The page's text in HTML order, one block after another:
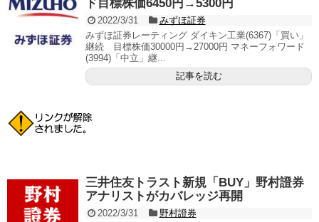
ド目標株価6450円→5300円
2022/3/31
みずほ証券
みずほ証券レーティング ダイキン工業(6367)「買い」
継続 目標株価30000円→27000円 マネーフォワード
(3994)「中立」継...
記事を読む
三井住友トラスト新規「BUY」野村證券
アナリストがカバレッジ再開
2022/3/31
野村證券